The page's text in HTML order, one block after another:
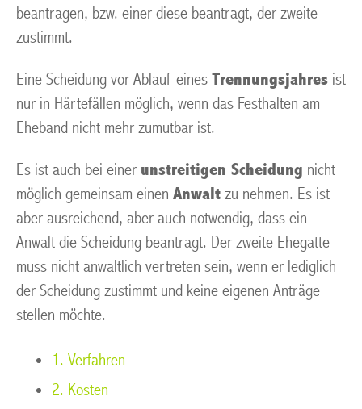
beantragen, bzw. einer diese beantragt, der zweite
zustimmt.
Eine Scheidung vor Ablauf eines Trennungsjahres ist
nur in Härtefällen möglich, wenn das Festhalten am
Eheband nicht mehr zumutbar ist.
Es ist auch bei einer unstreitigen Scheidung nicht
möglich gemeinsam einen Anwalt zu nehmen. Es ist
aber ausreichend, aber auch notwendig, dass ein
Anwalt die Scheidung beantragt. Der zweite Ehegatte
muss nicht anwaltlich vertreten sein, wenn er lediglich
der Scheidung zustimmt und keine eigenen Anträge
stellen möchte.
1. Verfahren
2. Kosten